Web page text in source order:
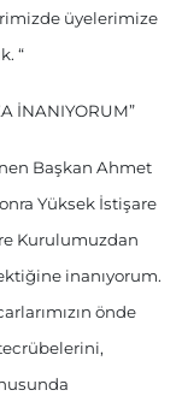
üyelerimize
“
İNANIYORUM”
Başkan Ahmet
Yüksek İstişare
Kurulumuzdan
inanıyorum.
önde